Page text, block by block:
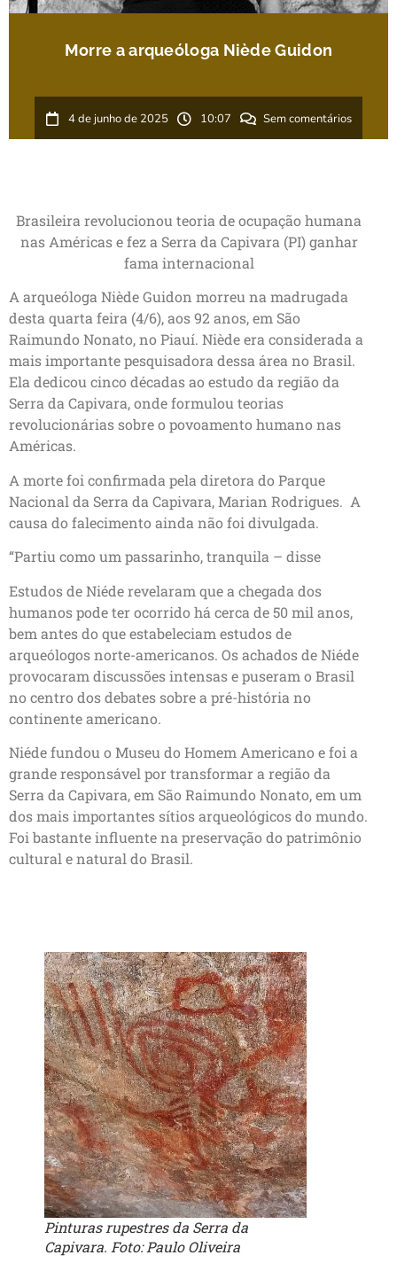
Morre a arqueóloga Niède Guidon
4 de junho de 2025 10:07 Sem comentários
Brasileira revolucionou teoria de ocupação humana
nas Américas e fez a Serra da Capivara (PI) ganhar
fama internacional
A arqueóloga Niède Guidon morreu na madrugada
desta quarta feira (4/6), aos 92 anos, em São
Raimundo Nonato, no Piauí. Niède era considerada a
mais importante pesquisadora dessa área no Brasil.
Ela dedicou cinco décadas ao estudo da região da
Serra da Capivara, onde formulou teorias
revolucionárias sobre o povoamento humano nas
Américas.
A morte foi confirmada pela diretora do Parque
Nacional da Serra da Capivara, Marian Rodrigues. A
causa do falecimento ainda não foi divulgada.
“Partiu como um passarinho, tranquila – disse
Estudos de Niéde revelaram que a chegada dos
humanos pode ter ocorrido há cerca de 50 mil anos,
bem antes do que estabeleciam estudos de
arqueólogos norte-americanos. Os achados de Niéde
provocaram discussões intensas e puseram o Brasil
no centro dos debates sobre a pré-história no
continente americano.
Niéde fundou o Museu do Homem Americano e foi a
grande responsável por transformar a região da
Serra da Capivara, em São Raimundo Nonato, em um
dos mais importantes sítios arqueológicos do mundo.
Foi bastante influente na preservação do patrimônio
cultural e natural do Brasil.
Pinturas rupestres da Serra da
Capivara. Foto: Paulo Oliveira